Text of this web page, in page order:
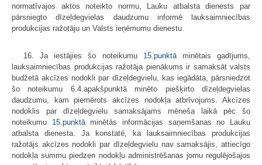
normatīvajos aktos noteikto normu, Lauku atbalsta dienests par
pārsniegto dīzeļdegvielas daudzumu informē lauksaimniecības
produkcijas ražotāju un Valsts ieņēmumu dienestu.
16. Ja iestājies šo noteikumu 15.punktāminētais gadījums,
lauksaimniecības produkcijas ražotāja pienākums ir samaksāt valsts
budžetā akcīzes nodokli par dīzeļdegvielu, kas iegādāta, pārsniedzot
šo noteikumu 6.4.apakšpunktā minēto piešķirto dīzeļdegvielas
daudzumu, kam piemērots akcīzes nodokļa atbrīvojums. Akcīzes
nodoklis par dīzeļdegvielu samaksājams mēneša laikā pēc šo
noteikumu 15.punktāminētās informācijas saņemšanas no Lauku
atbalsta dienesta. Ja konstatē, ka lauksaimniecības produkcijas
ražotājs akcīzes nodokli par dīzeļdegvielu nav samaksājis, attiecīgo
nodokļa summu piedzen nodokļu administrēšanas jomu regulējošajos